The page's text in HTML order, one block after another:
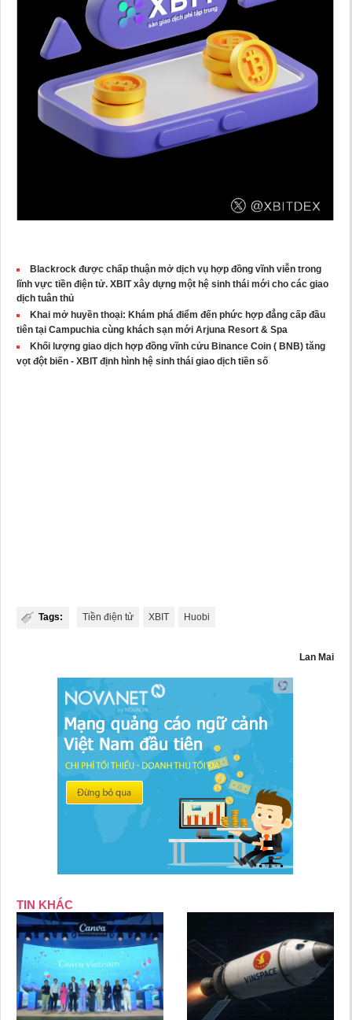
Blackrock được chấp thuận mở dịch vụ hợp đồng vĩnh viễn trong
lĩnh vực tiền điện tử. XBIT xây dựng một hệ sinh thái mới cho các giao
dịch tuân thủ
Khai mở huyền thoại: Khám phá điểm đến phức hợp đẳng cấp đầu
tiên tại Campuchia cùng khách sạn mới Arjuna Resort & Spa
Khối lượng giao dịch hợp đồng vĩnh cửu Binance Coin ( BNB) tăng
vọt đột biến - XBIT định hình hệ sinh thái giao dịch tiền số
Tags: Tiền điện tử XBIT Huobi
Lan Mai
TIN KHÁC